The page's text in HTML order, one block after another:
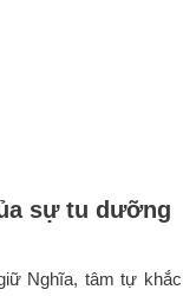
sự tu dưỡng
Nghĩa, tâm tự khắc